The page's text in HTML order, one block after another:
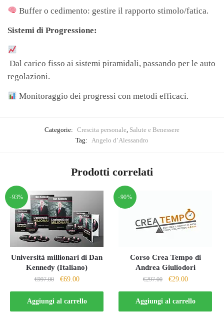
Buffer o cedimento: gestire il rapporto stimolo/fatica.
Sistemi di Progressione:
Dal carico fisso ai sistemi piramidali, passando per le auto
regolazioni.
Monitoraggio dei progressi con metodi efficaci.
Categorie: Crescita personale, Salute e Benessere
Tag: Angelo d’Alessandro
Prodotti correlati
-93%
Università millionari di Dan
Kennedy (Italiano)
€997.00
Il
originale
€69.00Il
attuale
Aggiungi al carrello
-90%
Corso Crea Tempo di
Andrea Giuliodori
€297.00
Il
originale
€29.00Il
attuale
Aggiungi al carrello